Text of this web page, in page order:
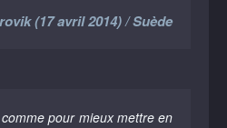
(17 avril 2014) / Suède
pour mieux mettre en